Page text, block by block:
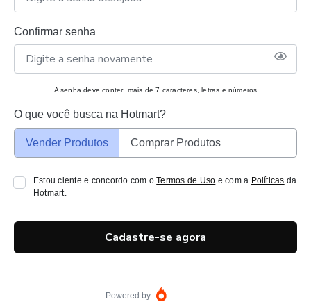
Confirmar senha
A senha deve conter: mais de 7 caracteres, letras e números
O que você busca na Hotmart?
Vender Produtos Comprar Produtos
Estou ciente e concordo com oTermos de Uso e com a Políticas da
Hotmart.
Cadastre-se agora
Powered by